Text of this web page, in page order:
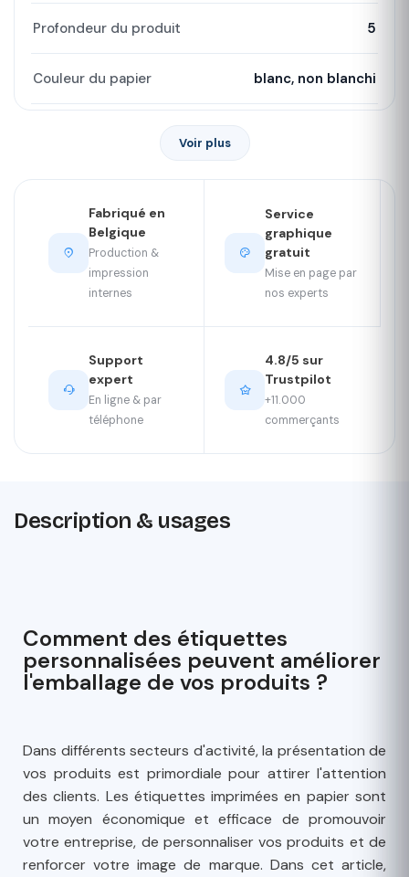
Profondeur du produit 5
Couleur du papier blanc, non blanchi
Voir plus
Fabriqué en
Belgique
Production &
impression
internes
Service
graphique
gratuit
Mise en page par
nos experts
Support
expert
En ligne & par
téléphone
4.8/5 sur
Trustpilot
+11.000
commerçants
Description & usages
Comment des étiquettes
personnalisées peuvent améliorer
l'emballage de vos produits ?
Dans différents secteurs d'activité, la présentation de
vos produits est primordiale pour attirer l'attention
des clients. Les étiquettes imprimées en papier sont
un moyen économique et efficace de promouvoir
votre entreprise, de personnaliser vos produits et de
renforcer votre image de marque. Dans cet article,